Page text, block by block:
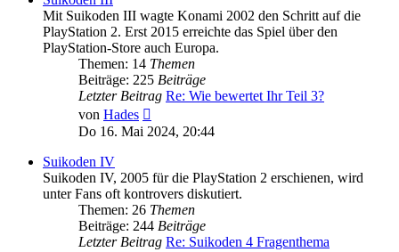
Mit Suikoden III wagte Konami 2002 den Schritt auf die
PlayStation 2. Erst 2015 erreichte das Spiel über den
PlayStation-Store auch Europa.
Themen: 14 Themen
Beiträge: 225 Beiträge
Letzter Beitrag Re: Wie bewertet Ihr Teil 3?
von Hades
Beitrag
Do 16. Mai 2024, 20:44
Suikoden IV
Suikoden IV, 2005 für die PlayStation 2 erschienen, wird
unter Fans oft kontrovers diskutiert.
Themen: 26 Themen
Beiträge: 244 Beiträge
Letzter Beitrag Re: Suikoden 4 Fragenthema